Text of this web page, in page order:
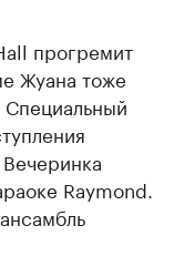
прогремит
Жуана тоже
Специальный
Raymond.